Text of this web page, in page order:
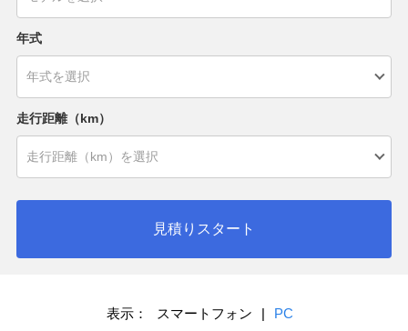
年式
走行距離（km）
見積りスタート
表示： スマートフォン | PC